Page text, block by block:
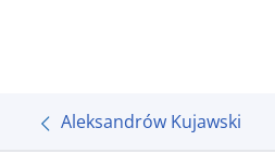
Aleksandrów Kujawski